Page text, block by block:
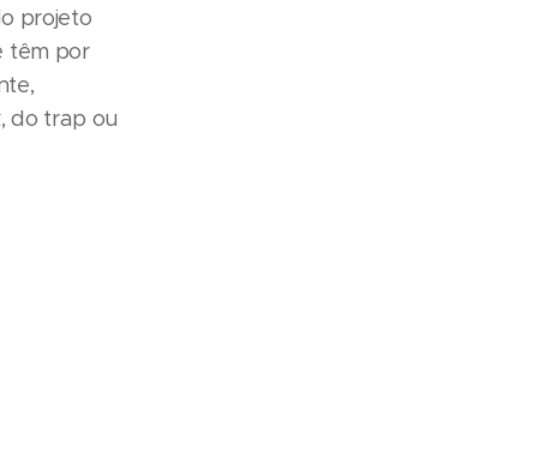
projeto
têm por
do trap ou